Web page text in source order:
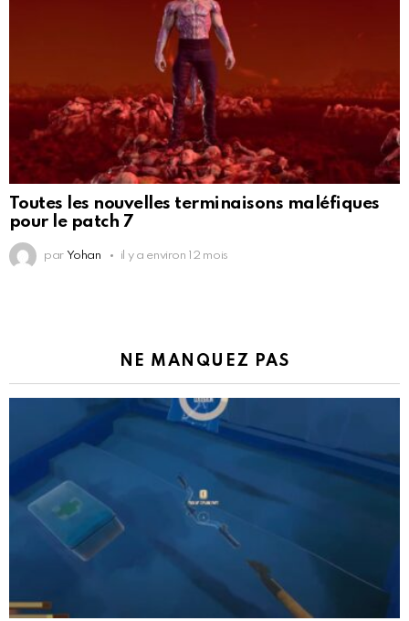
Toutes les nouvelles terminaisons maléfiques
pour le patch 7
par Yohan il y a environ 12 mois
NE MANQUEZ PAS